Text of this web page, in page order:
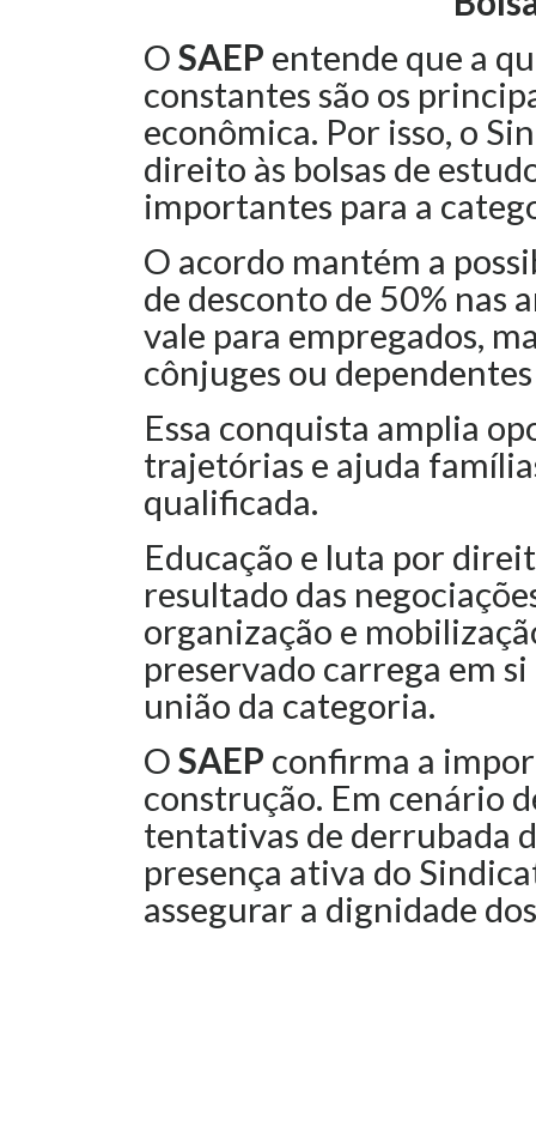
O SAEP entende que a
constantes são os
econômica. Por isso, o
direito às bolsas de
importantes para a
O acordo mantém a
de desconto de 50% nas
vale para empregados,
cônjuges ou
Essa conquista amplia
trajetórias e ajuda
qualificada.
Educação e luta por
resultado das
organização e
preservado carrega em
união da categoria.
O SAEP confirma a
construção. Em cenário
tentativas de derrubada
presença ativa do
assegurar a dignidade